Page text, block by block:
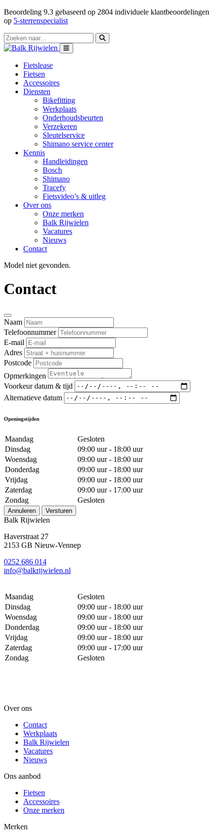
Beoordeling 9.3 gebaseerd op 2804 individuele klantbeoordelingen
op 5-sterrenspecialist
Fietslease
Fietsen
Accessoires
Diensten
Bikefitting
Werkplaats
Onderhoudsbeurten
Verzekeren
Sleutelservice
Shimano service center
Kennis
Handleidingen
Bosch
Shimano
Tracefy
Fietsvideo’s & uitleg
Over ons
Onze merken
Balk Rijwielen
Vacatures
Nieuws
Contact
Model niet gevonden.
Contact
Naam
Telefoonnummer
E-mail
Adres
Postcode
Opmerkingen
Voorkeur datum & tijd
Alternatieve datum
Openingstijden
Maandag
Gesloten
Dinsdag
09:00 uur - 18:00 uur
Woensdag
09:00 uur - 18:00 uur
Donderdag
09:00 uur - 18:00 uur
Vrijdag
09:00 uur - 18:00 uur
Zaterdag
09:00 uur - 17:00 uur
Zondag
Gesloten
Annuleren Versturen
Balk Rijwielen
Haverstraat 27
2153 GB Nieuw-Vennep
0252 686 014
info@balkrijwielen.nl
Maandag
Gesloten
Dinsdag
09:00 uur - 18:00 uur
Woensdag
09:00 uur - 18:00 uur
Donderdag
09:00 uur - 18:00 uur
Vrijdag
09:00 uur - 18:00 uur
Zaterdag
09:00 uur - 17:00 uur
Zondag
Gesloten
Over ons
Contact
Werkplaats
Balk Rijwielen
Vacatures
Nieuws
Ons aanbod
Fietsen
Accessoires
Onze merken
Merken